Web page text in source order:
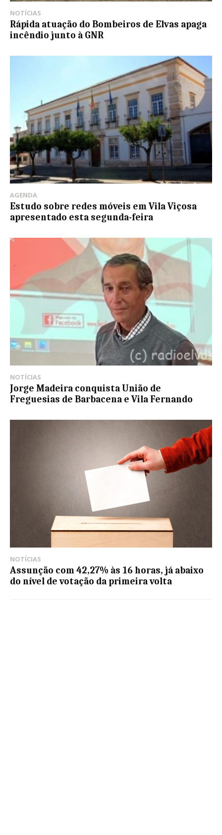
NOTÍCIAS
Rápida atuação do Bombeiros de Elvas apaga
incêndio junto à GNR
AGENDA
Estudo sobre redes móveis em Vila Viçosa
apresentado esta segunda-feira
NOTÍCIAS
Jorge Madeira conquista União de
Freguesias de Barbacena e Vila Fernando
NOTÍCIAS
Assunção com 42,27% às 16 horas, já abaixo
do nível de votação da primeira volta